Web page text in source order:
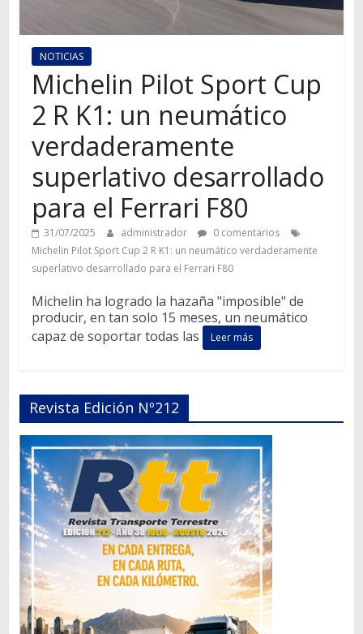
NOTICIAS
Michelin Pilot Sport Cup
2 R K1: un neumático
verdaderamente
superlativo desarrollado
para el Ferrari F80
31/07/2025 administrador
0 comentarios
Michelin Pilot Sport Cup 2 R K1: un neumático verdaderamente
superlativo desarrollado para el Ferrari F80
Michelin ha logrado la hazaña "imposible" de
producir, en tan solo 15 meses, un neumático
capaz de soportar todas las
Leer más
Revista Edición Nº212